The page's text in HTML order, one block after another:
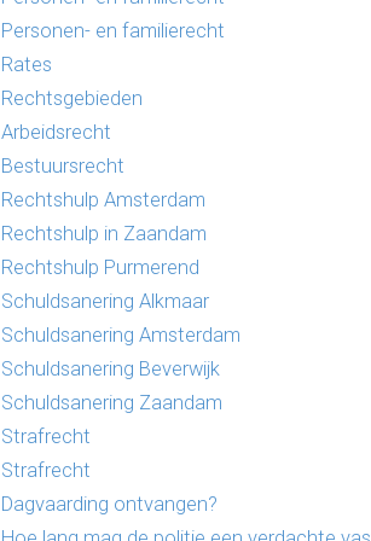
Personen- en familierecht
Rates
Rechtsgebieden
Arbeidsrecht
Bestuursrecht
Rechtshulp Amsterdam
Rechtshulp in Zaandam
Rechtshulp Purmerend
Schuldsanering Alkmaar
Schuldsanering Amsterdam
Schuldsanering Beverwijk
Schuldsanering Zaandam
Strafrecht
Strafrecht
Dagvaarding ontvangen?